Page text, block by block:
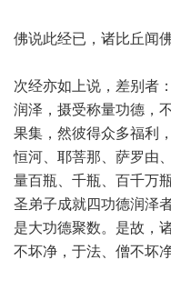
佛说此经已，诸比丘闻
次经亦如上说，差别者
润泽，摄受称量功德，
果集，然彼得众多福利
恒河、耶菩那、萨罗由
量百瓶、千瓶、百千万
圣弟子成就四功德润泽
是大功德聚数。是故，
不坏净，于法、僧不坏